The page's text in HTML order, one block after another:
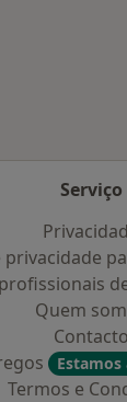
Serviço
privacidade
profissionais
Quem
Contacto
Termos e